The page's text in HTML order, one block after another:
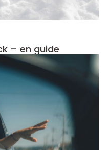
– en guide